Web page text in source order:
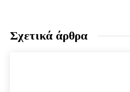
Σχετικά άρθρα